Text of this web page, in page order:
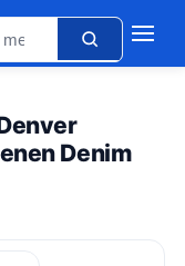
Denim